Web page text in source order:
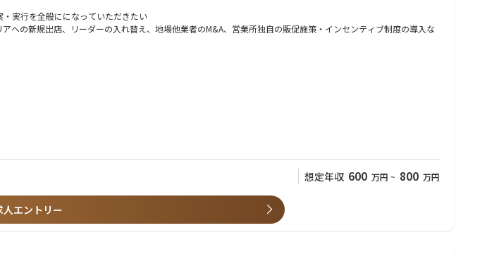
実行を全般にになっていただきたい
への新規出店、リーダーの入れ替え、地場他業者のM&A、営業所独自の販促施策・インセンティブ制度の導入な
良いお客様体験）を高め、売上成長を強力に進める
いく
革を、拠点の総責任者として、本部長・統括部長と議論しながら、体現していく経験
大変革を自らの手でリードし、事業成果に直結させていく経験
の営業所長の年齢層は新卒たたき上げの20代から他業界での拠点長経験者の50代まで幅広くご活躍されていま
げる。
想定年収 600 万円 ~ 800 万円
人エントリー